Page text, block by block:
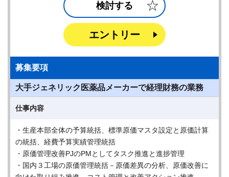
検討する
エントリー
募集要項
大手ジェネリック医薬品メーカーで経理財務の業務
仕事内容
・生産本部全体の予算統括、標準原価マスタ設定と原価計算
の統括、経費予算実績管理統括
・原価管理改善PJのPMとしてタスク推進と進捗管理
・国内３工場の原価管理統括－原価差異の分析、原価改善に